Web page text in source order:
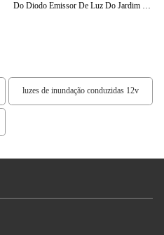
Do Diodo Emissor De Luz Do Jardim Da
luzes de inundação conduzidas 12v